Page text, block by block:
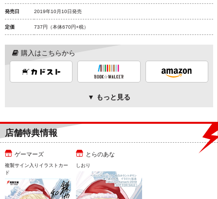
発売日 2019年10月10日発売
定価 737円 （本体670円+税）
購入はこちらから
▼ もっと見る
店舗特典情報
ゲーマーズ
複製サイン入りイラストカー
ド
とらのあな
しおり